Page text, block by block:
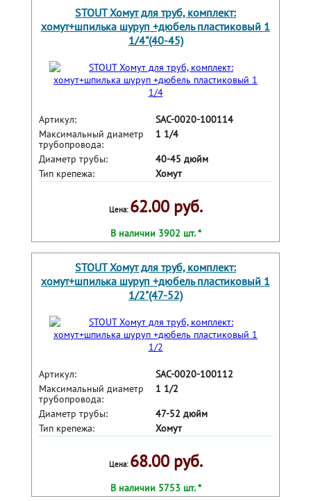
STOUT Хомут для труб, комплект:
хомут+шпилька шуруп +дюбель пластиковый 1
1/4"(40-45)
Артикул:
SAC-0020-100114
Максимальный диаметр
трубопровода:
1 1/4
Диаметр трубы:
40-45 дюйм
Тип крепежа:
Хомут
Цена: 62.00 руб.
В наличии 3902 шт. *
STOUT Хомут для труб, комплект:
хомут+шпилька шуруп +дюбель пластиковый 1
1/2"(47-52)
Артикул:
SAC-0020-100112
Максимальный диаметр
трубопровода:
1 1/2
Диаметр трубы:
47-52 дюйм
Тип крепежа:
Хомут
Цена: 68.00 руб.
В наличии 5753 шт. *